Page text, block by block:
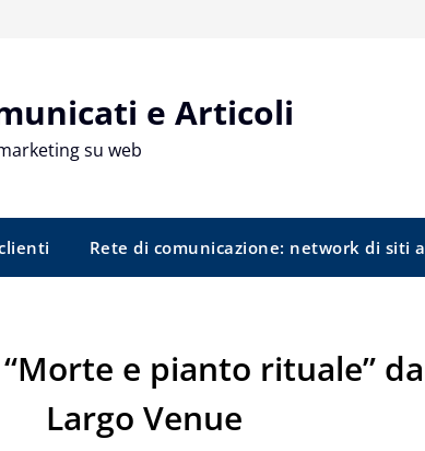
e Articoli
su web
Rete di comunicazione: network di siti
e pianto rituale”
Largo Venue